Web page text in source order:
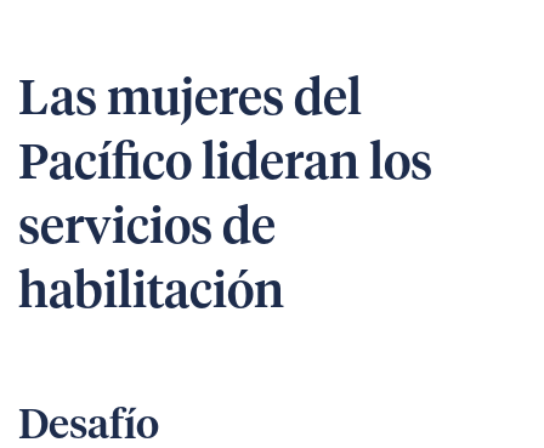
Las mujeres del
Pacífico lideran los
servicios de
habilitación
Desafío